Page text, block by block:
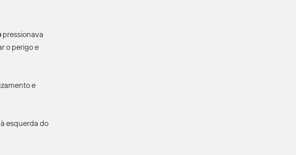
pressionava
o perigo e
e
esquerda do